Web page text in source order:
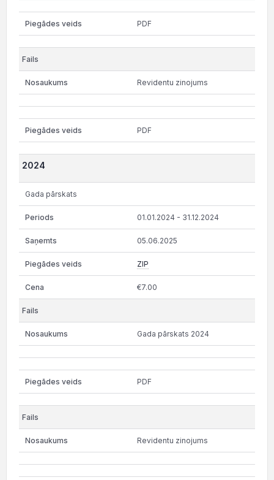
PDF
Revidentu zinojums
PDF
2024
Gada pārskats
01.01.2024 - 31.12.2024
05.06.2025
ZIP
€7.00
Gada pārskats 2024
PDF
Revidentu zinojums